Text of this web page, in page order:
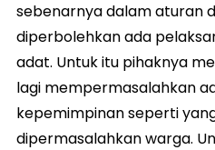
sebenarnya dalam aturan
diperbolehkan ada
adat. Untuk itu pihaknya
lagi mempermasalahkan
kepemimpinan seperti
dipermasalahkan warga.